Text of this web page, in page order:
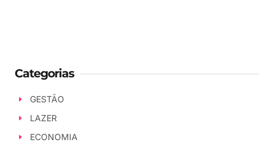
Categorias
GESTÃO
LAZER
ECONOMIA